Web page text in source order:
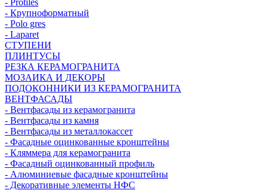
- Protiles
- Крупноформатный
- Polo gres
- Laparet
СТУПЕНИ
ПЛИНТУСЫ
РЕЗКА КЕРАМОГРАНИТА
МОЗАИКА И ДЕКОРЫ
ПОДОКОННИКИ ИЗ КЕРАМОГРАНИТА
ВЕНТФАСАДЫ
- Вентфасады из керамогранита
- Вентфасады из камня
- Вентфасады из металлокассет
- Фасадные оцинкованные кронштейны
- Кляммера для керамогранита
- Фасадный оцинкованный профиль
- Алюминиевые фасадные кронштейны
- Декоративные элементы НФС